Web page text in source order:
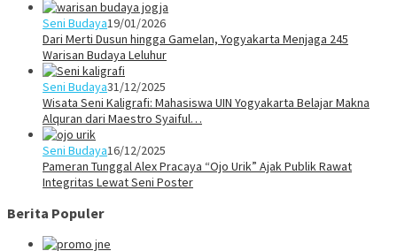
Seni Budaya19/01/2026
Dari Merti Dusun hingga Gamelan, Yogyakarta Menjaga 245
Warisan Budaya Leluhur
Seni Budaya31/12/2025
Wisata Seni Kaligrafi: Mahasiswa UIN Yogyakarta Belajar Makna
Alquran dari Maestro Syaiful…
Seni Budaya16/12/2025
Pameran Tunggal Alex Pracaya “Ojo Urik” Ajak Publik Rawat
Integritas Lewat Seni Poster
Berita Populer